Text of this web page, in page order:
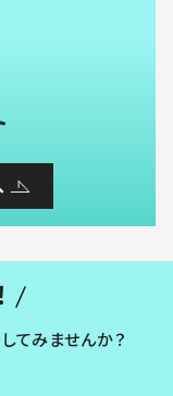
てみませんか？